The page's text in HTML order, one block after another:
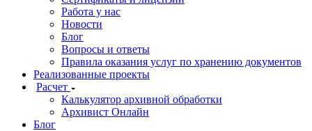
Работа у нас
Новости
Блог
Вопросы и ответы
Правила оказания услуг по хранению документов
Реализованные проекты
Расчет
Калькулятор архивной обработки
Архивист Онлайн
Блог